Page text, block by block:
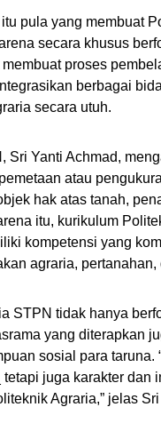
pula yang membuat
secara khusus
proses
berbagai
secara utuh.
Sri Yanti Achmad,
atau
hak atas tanah,
itu, kurikulum
kompetensi yang
agraria,
STPN tidak hanya
yang diterapkan
sosial para taruna.
juga karakter dan
Agraria,” jelas